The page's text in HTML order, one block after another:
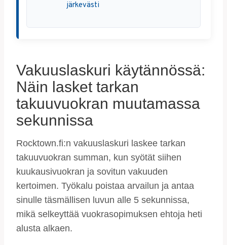
järkevästi
Vakuuslaskuri käytännössä:
Näin lasket tarkan
takuuvuokran muutamassa
sekunnissa
Rocktown.fi:n vakuuslaskuri laskee tarkan
takuuvuokran summan, kun syötät siihen
kuukausivuokran ja sovitun vakuuden
kertoimen. Työkalu poistaa arvailun ja antaa
sinulle täsmällisen luvun alle 5 sekunnissa,
mikä selkeyttää vuokrasopimuksen ehtoja heti
alusta alkaen.